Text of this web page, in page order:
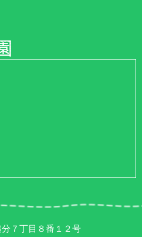
７丁目８番１２号